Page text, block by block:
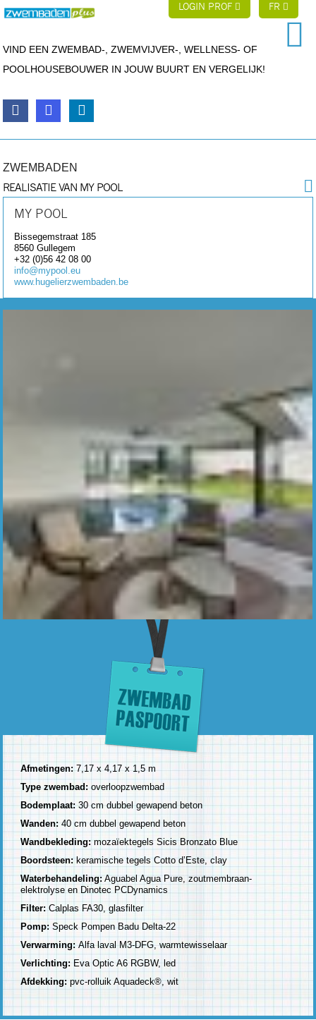
LOGIN PROF FR
VIND EEN ZWEMBAD-, ZWEMVIJVER-, WELLNESS- OF
POOLHOUSEBOUWER IN JOUW BUURT EN VERGELIJK!
ZWEMBADEN
REALISATIE VAN MY POOL
MY POOL
Bissegemstraat 185
8560Gullegem
+32 (0)56 42 08 00
info@mypool.eu
www.hugelierzwembaden.be
Afmetingen:7,17 x 4,17 x 1,5 m
Type zwembad:overloopzwembad
Bodemplaat: 30 cm dubbel gewapend beton
Wanden: 40 cm dubbel gewapend beton
Wandbekleding:mozaïektegels Sicis Bronzato Blue
Boordsteen: keramische tegels Cotto d’Este, clay
Waterbehandeling: Aguabel Agua Pure, zoutmembraan-
elektrolyse en Dinotec PCDynamics
Filter:Calplas FA30, glasfilter
Pomp:Speck Pompen Badu Delta-22
Verwarming:Alfa laval M3-DFG, warmtewisselaar
Verlichting: Eva Optic A6 RGBW, led
Afdekking:pvc-rolluik Aquadeck®, wit